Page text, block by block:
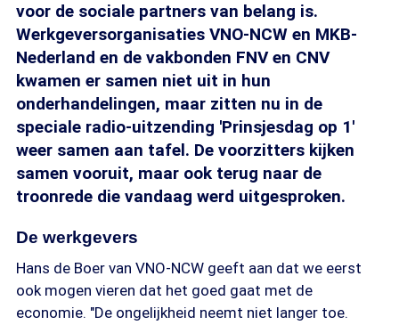
voor de sociale partners van belang is.
Werkgeversorganisaties VNO-NCW en MKB-
Nederland en de vakbonden FNV en CNV
kwamen er samen niet uit in hun
onderhandelingen, maar zitten nu in de
speciale radio-uitzending 'Prinsjesdag op 1'
weer samen aan tafel. De voorzitters kijken
samen vooruit, maar ook terug naar de
troonrede die vandaag werd uitgesproken.
De werkgevers
Hans de Boer van VNO-NCW geeft aan dat we eerst
ook mogen vieren dat het goed gaat met de
economie. "De ongelijkheid neemt niet langer toe.